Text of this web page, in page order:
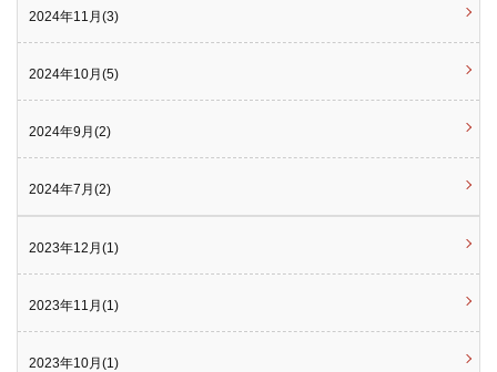
2024年11月(3)
2024年10月(5)
2024年9月(2)
2024年7月(2)
2023年12月(1)
2023年11月(1)
2023年10月(1)